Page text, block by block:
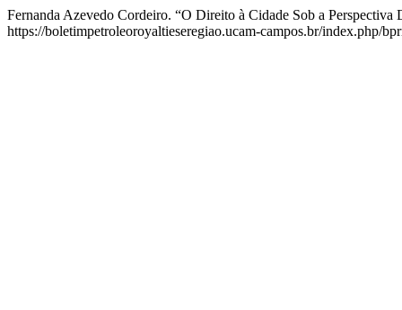
Fernanda Azevedo Cordeiro. “O Direito à Cidade Sob a Perspectiva
https://boletimpetroleoroyaltieseregiao.ucam-campos.br/index.php/